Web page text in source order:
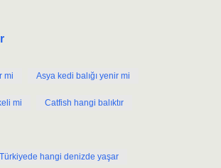
mi Asya kedi balığı yenir mi
mi Catfish hangi balıktır
hangi denizde yaşar